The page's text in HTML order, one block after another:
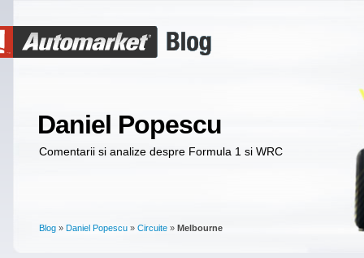
Daniel Popescu
Comentarii si analize despre Formula 1 si WRC
Blog » Daniel Popescu » Circuite » Melbourne